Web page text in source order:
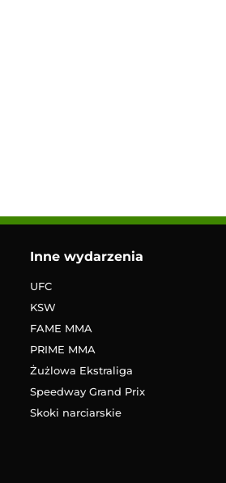
Inne wydarzenia
UFC
KSW
FAME MMA
PRIME MMA
Żużlowa Ekstraliga
Speedway Grand Prix
Skoki narciarskie